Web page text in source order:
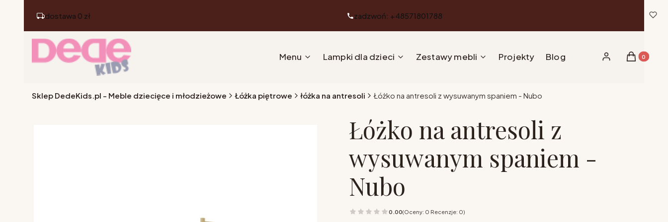
dostawa 0 zł zadzwoń: +48571801788
Menu Lampki dla dzieci Zestawy mebli Projekty Blog Zaloguj sięProdukty
Koszyk
Sklep DedeKids.pl - Meble dziecięce i młodzieżowe Łóżka piętrowe łóżka na antresoli Łóżko na antresoli z wysuwanym spaniem - Nubo
Łóżko na antresoli z
wysuwanym spaniem -
Nubo
0.00(Oceny: 0 Recenzje: 0)